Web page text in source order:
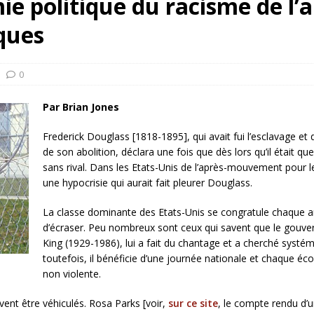
sur la “fraude électorale” était une blague de mauvais
comptent: l’urgence de la démilitarisation de la Police militaire
0
Par Brian Jones
Frederick Douglass [1818-1895], qui avait fui l’esclavage
de son abolition, déclara une fois que dès lors qu’il était
sans rival. Dans les Etats-Unis de l’après-mouvement
une hypocrisie qui aurait fait pleurer Douglass.
La classe dominante des Etats-Unis se congratule chaque
d’écraser. Peu nombreux sont ceux qui savent que le
King (1929-1986), lui a fait du chantage et a cherché
toutefois, il bénéficie d’une journée nationale et chaque
non violente.
être véhiculés. Rosa Parks [voir, sur ce site, le compte rendu